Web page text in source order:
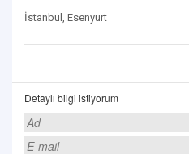
İstanbul, Esenyurt
Detaylı bilgi istiyorum